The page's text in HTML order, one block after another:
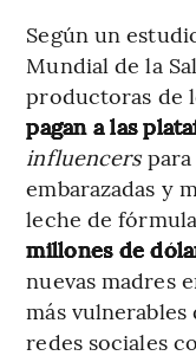
Según un
Mundial de la
productoras de
pagan a las
influencerspara
embarazadas y
leche de
millones de
nuevas madres
más vulnerables
redes sociales